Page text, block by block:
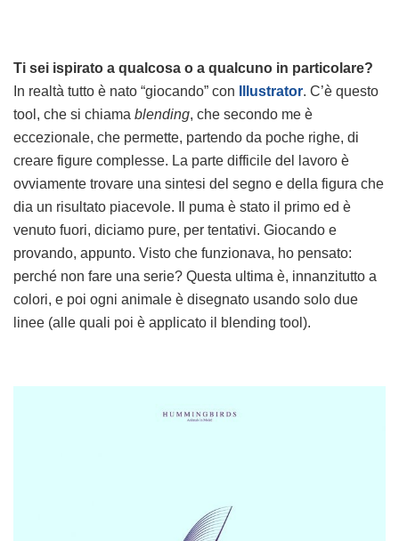
Ti sei ispirato a qualcosa o a qualcuno in particolare?
In realtà tutto è nato “giocando” con
Illustrator. C’è questo
tool, che si chiama blending, che secondo me è
eccezionale, che permette, partendo da poche righe, di
creare figure complesse. La parte difficile del lavoro è
ovviamente trovare una sintesi del segno e della figura che
dia un risultato piacevole. Il puma è stato il primo ed è
venuto fuori, diciamo pure, per tentativi. Giocando e
provando, appunto. Visto che funzionava, ho pensato:
perché non fare una serie? Questa ultima è, innanzitutto a
colori, e poi ogni animale è disegnato usando solo due
linee (alle quali poi è applicato il blending tool).